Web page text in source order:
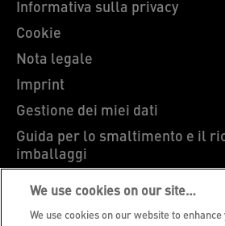
Informativa sulla privacy
Cookie
Nota legale
Imprint
Gestione dei miei dati
Guida per lo smaltimento e il
imballaggi
Blog Leitz
Carriere
We use cookies on our site…
We use cookies on our website to